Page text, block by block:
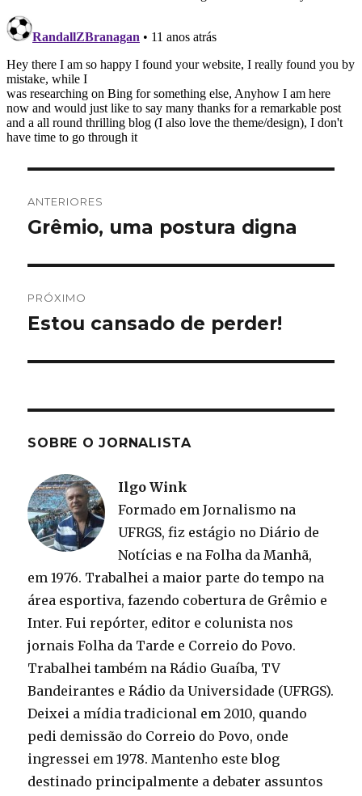
de
ANTERIORES
Post
Grêmio, uma postura digna
PRÓXIMO
Próximo
Estou cansado de perder!
SOBRE O JORNALISTA
Ilgo Wink
Formado em Jornalismo na
UFRGS, fiz estágio no Diário de
Notícias e na Folha da Manhã,
em 1976. Trabalhei a maior parte do tempo na
área esportiva, fazendo cobertura de Grêmio e
Inter. Fui repórter, editor e colunista nos
jornais Folha da Tarde e Correio do Povo.
Trabalhei também na Rádio Guaíba, TV
Bandeirantes e Rádio da Universidade (UFRGS).
Deixei a mídia tradicional em 2010, quando
pedi demissão do Correio do Povo, onde
ingressei em 1978. Mantenho este blog
destinado principalmente a debater assuntos